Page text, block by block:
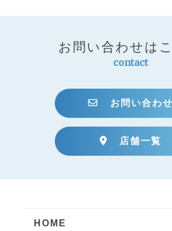
お問い合わせは
contact
お問い合わせ
店舗一覧
HOME